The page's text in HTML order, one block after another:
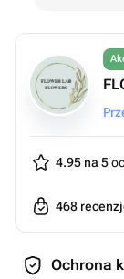
4.95 na 5
468
Ochrona